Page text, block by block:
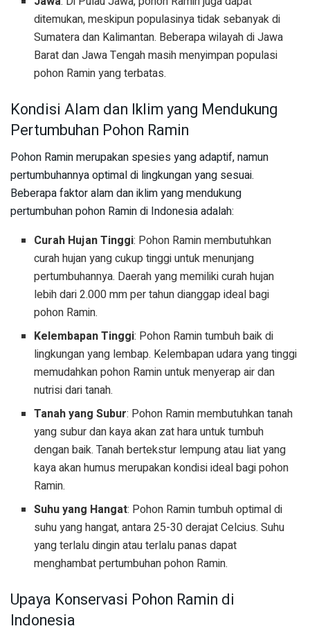
ditemukan, meskipun populasinya tidak sebanyak di
Sumatera dan Kalimantan. Beberapa wilayah di Jawa
Barat dan Jawa Tengah masih menyimpan populasi
pohon Ramin yang terbatas.
Kondisi Alam dan Iklim yang Mendukung
Pertumbuhan Pohon Ramin
Pohon Ramin merupakan spesies yang adaptif, namun
pertumbuhannya optimal di lingkungan yang sesuai.
Beberapa faktor alam dan iklim yang mendukung
pertumbuhan pohon Ramin di Indonesia adalah:
Curah Hujan Tinggi: Pohon Ramin membutuhkan
curah hujan yang cukup tinggi untuk menunjang
pertumbuhannya. Daerah yang memiliki curah hujan
lebih dari 2.000 mm per tahun dianggap ideal bagi
pohon Ramin.
Kelembapan Tinggi: Pohon Ramin tumbuh baik di
lingkungan yang lembap. Kelembapan udara yang tinggi
memudahkan pohon Ramin untuk menyerap air dan
nutrisi dari tanah.
Tanah yang Subur: Pohon Ramin membutuhkan tanah
yang subur dan kaya akan zat hara untuk tumbuh
dengan baik. Tanah bertekstur lempung atau liat yang
kaya akan humus merupakan kondisi ideal bagi pohon
Ramin.
Suhu yang Hangat: Pohon Ramin tumbuh optimal di
suhu yang hangat, antara 25-30 derajat Celcius. Suhu
yang terlalu dingin atau terlalu panas dapat
menghambat pertumbuhan pohon Ramin.
Upaya Konservasi Pohon Ramin di
Indonesia